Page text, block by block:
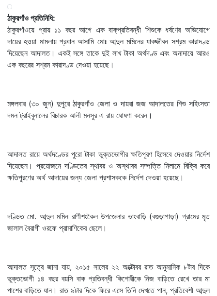
ঠাকুরগাঁও প্রতিনিধি:
ঠাকুরগাঁওয়ে প্রায় ১১ বছর আগে এক বাক্‌প্রতিবন্ধী শিশুকে ধর্ষণের অভিযোগে
দায়ের হওয়া মামলায় প্রধান আসামি মোঃ আব্দুল মমিনের যাবজ্জীবন সশ্রম কারাদণ্ড
দিয়েছেন আদালত। একই সঙ্গে তাকে দুই লাখ টাকা অর্থদণ্ড এবং অনাদায়ে আরও
এক বছরের সশ্রম কারাদণ্ড দেওয়া হয়েছে।
মঙ্গলবার (৩০ জুন) দুপুরে ঠাকুরগাঁও জেলা ও দায়রা জজ আদালতের শিশু সহিংসতা
দমন ট্রাইবুনালের বিচারক আলী মনসুর এ রায় ঘোষণা করেন।
আদালত রায়ে অর্থদণ্ডের পুরো টাকা ভুক্তভোগীর ক্ষতিপূরণ হিসেবে দেওয়ার নির্দেশ
দিয়েছেন। প্রয়োজনে দণ্ডিতের স্থাবর ও অস্থাবর সম্পত্তি নিলামে বিক্রি করে
ক্ষতিপূরণের অর্থ আদায়ের জন্য জেলা প্রশাসককে নির্দেশ দেওয়া হয়েছে।
দণ্ডিত মো. আব্দুল মমিন রাণীশংকৈল উপজেলার ভাংবাড়ি (বগুড়াপাড়া) গ্রামের মৃত
জালাল বৈরাগী ওরফে প্রামাণিকের ছেলে।
আদালত সূত্রে জানা যায়, ২০১৫ সালের ২২ অক্টোবর রাত আনুমানিক ৮টার দিকে
ভুক্তভোগী ১৪ বছর বয়সি বাক প্রতিবন্ধী কিশোরীকে নিজ বাড়িতে রেখে তার মা
পাশের বাড়িতে যান। রাত ৯টার দিকে ফিরে এসে তিনি দেখতে পান, প্রতিবেশী আব্দুল